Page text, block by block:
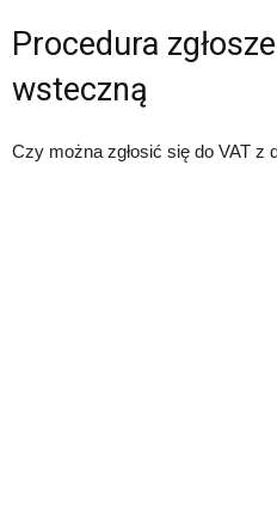
Procedura
wsteczną
Czy można zgłosić się do VAT z